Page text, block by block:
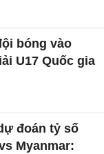
bóng vào
U17 Quốc gia
đoán tỷ số
Myanmar: